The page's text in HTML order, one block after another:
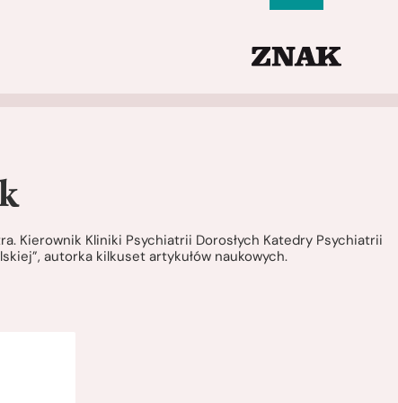
Kierownik Kliniki Psychiatrii Dorosłych Katedry Psychiatrii
autorka kilkuset artykułów naukowych.